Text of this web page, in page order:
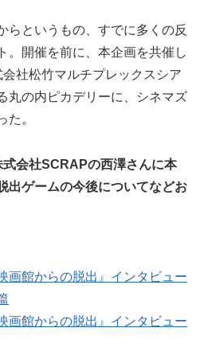
らというもの、すでに多くの反
。開催を前に、本企画を共催し
社松竹マルチプレックスシア
丸の内ピカデリーに、シネマズ
た。
式会社SCRAPの西澤さんに本
出ゲームの今後についてなどお
画館からの脱出』インタビュー
画館からの脱出』インタビュー